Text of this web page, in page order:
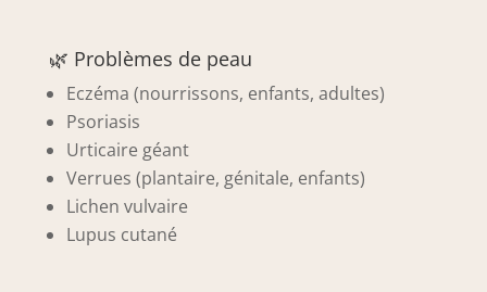
🌿 Problèmes de peau
Eczéma (nourrissons, enfants, adultes)
Psoriasis
Urticaire géant
Verrues (plantaire, génitale, enfants)
Lichen vulvaire
Lupus cutané